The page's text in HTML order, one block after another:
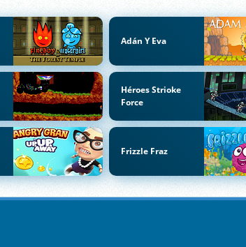
Adán Y Eva
Héroes Strioke
Force
Frizzle Fraz